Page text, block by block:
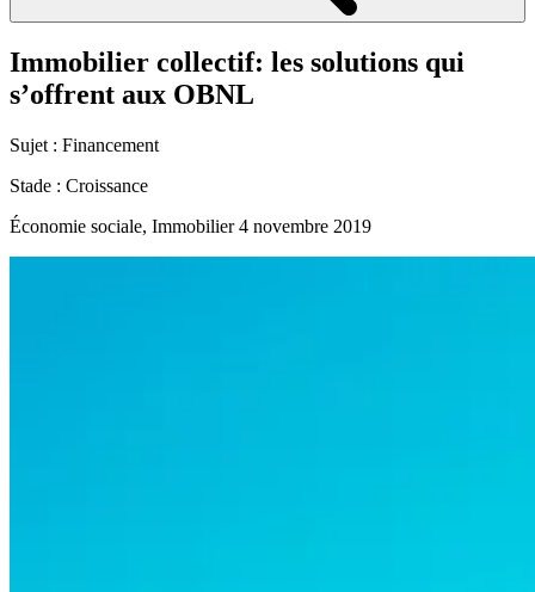
Immobilier collectif: les solutions qui
s’offrent aux OBNL
Sujet : Financement
Stade : Croissance
Économie sociale, Immobilier 4 novembre 2019